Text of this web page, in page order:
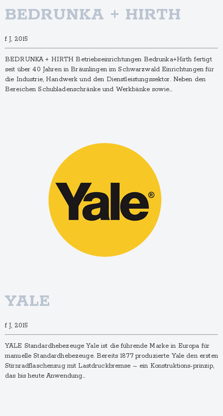
BEDRUNKA + HIRTH
f J, 2015
BEDRUNKA + HIRTH Betriebseinrichtungen Bedrunka+Hirth fertigt
seit über 40 Jahren in Bräunlingen im Schwarzwald Einrichtungen für
die Industrie, Handwerk und den Dienstleistungssektor. Neben den
Bereichen Schubladenschränke und Werkbänke sowie…
YALE
f J, 2015
YALE Standardhebezeuge Yale ist die führende Marke in Europa für
manuelle Standardhebezeuge. Bereits 1877 produzierte Yale den ersten
Stirnradflaschenzug mit Lastdruckbremse – ein Konstruktions-prinzip,
das bis heute Anwendung…